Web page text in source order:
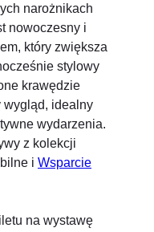
narożnikach
nowoczesny i
który zwiększa
stylowy
krawędzie
wygląd, idealny
wydarzenia.
z kolekcji
i Wsparcie